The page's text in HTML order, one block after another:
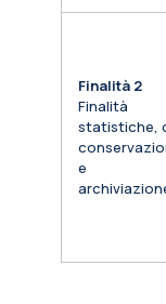
Finalità 2
Finalità
statistiche,
e